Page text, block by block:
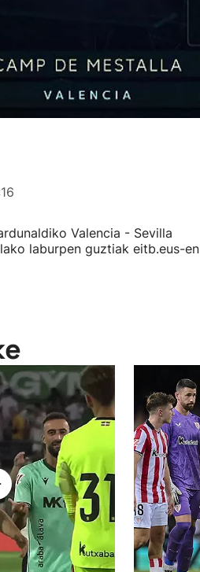
Valencia - Sevilla
laburpen guztiak eitb.eus-en